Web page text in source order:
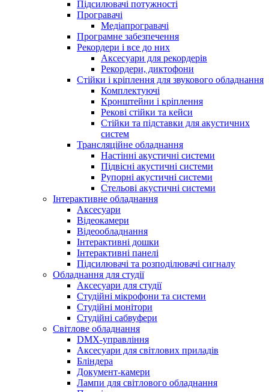
Підсилювачі потужності
Програвачі
Медіапрогравачі
Програмне забезпечення
Рекордери і все до них
Аксесуари для рекордерів
Рекордери, диктофони
Стійки і кріплення для звукового обладнання
Комплектуючі
Кронштейни і кріплення
Рекові стійки та кейси
Стійки та підставки для акустичних
систем
Трансляційне обладнання
Настінні акустичні системи
Підвісні акустичні системи
Рупорні акустичні системи
Стельові акустичні системи
Інтерактивне обладнання
Аксесуари
Відеокамери
Відеообладнання
Інтерактивні дошки
Інтерактивні панелі
Підсилювачі та розподілювачі сигналу
Обладнання для студії
Аксесуари для студії
Студійні мікрофони та системи
Студійні монітори
Студійні сабвуфери
Світлове обладнання
DMX-управління
Аксесуари для світлових приладів
Бліндера
Документ-камери
Лампи для світлового обладнання